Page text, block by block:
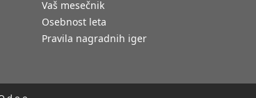
Vaš mesečnik
Osebnost leta
Pravila nagradnih iger